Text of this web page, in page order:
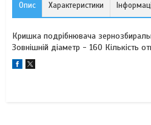
Опис Характеристики
Кришка подрібнювача
Зовнішній діаметр - 160 Кількість